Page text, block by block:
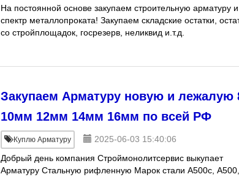
На постоянной основе закупаем строительную арматуру
спектр металлопроката! Закупаем складские остатки,
со стройплощадок, госрезерв, неликвид и.т.д.
Закупаем Арматуру новую и лежалую
10мм 12мм 14мм 16мм по всей РФ
Куплю Арматуру
2025-06-03 15:40:06
Добрый день компания Строймонолитсервис выкупает
Арматуру Стальную рифленную Марок стали А500с, А500,